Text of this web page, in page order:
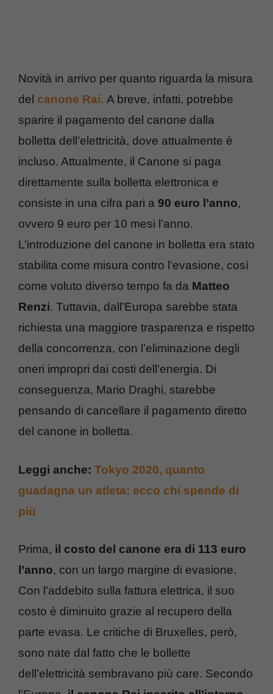
Novità in arrivo per quanto riguarda la misura
del canone Rai. A breve, infatti, potrebbe
sparire il pagamento del canone dalla
bolletta dell’elettricità, dove attualmente è
incluso. Attualmente, il Canone si paga
direttamente sulla bolletta elettronica e
consiste in una cifra pari a 90 euro l’anno,
ovvero 9 euro per 10 mesi l’anno.
L’introduzione del canone in bolletta era stato
stabilita come misura contro l’evasione, così
come voluto diverso tempo fa da Matteo
Renzi. Tuttavia, dall’Europa sarebbe stata
richiesta una maggiore trasparenza e rispetto
della concorrenza, con l’eliminazione degli
oneri impropri dai costi dell’energia. Di
conseguenza, Mario Draghi, starebbe
pensando di cancellare il pagamento diretto
del canone in bolletta.
Leggi anche: Tokyo 2020, quanto
guadagna un atleta: ecco chi spende di
più
Prima, il costo del canone era di 113 euro
l’anno, con un largo margine di evasione.
Con l’addebito sulla fattura elettrica, il suo
costo è diminuito grazie al recupero della
parte evasa. Le critiche di Bruxelles, però,
sono nate dal fatto che le bollette
dell’elettricità sembravano più care. Secondo